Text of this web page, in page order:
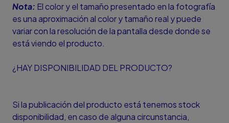
Nota: El color y el tamaño presentado en la fotografía
es una aproximación al color y tamaño real y puede
variar con la resolución de la pantalla desde donde se
está viendo el producto.
¿HAY DISPONIBILIDAD DEL PRODUCTO?
Si la publicación del producto está tenemos stock
disponibilidad, en caso de alguna circunstancia,